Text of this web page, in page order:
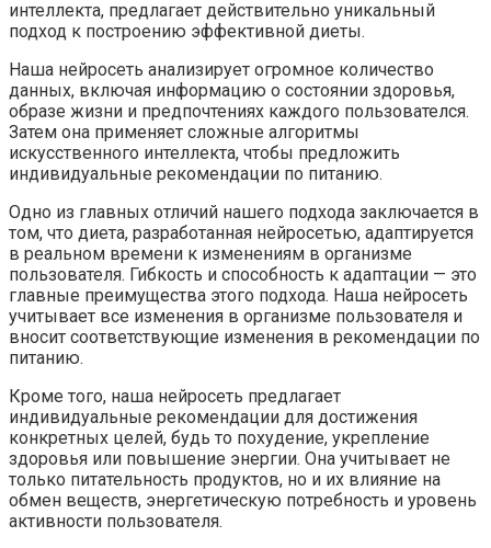
интеллекта, предлагает действительно уникальный
подход к построению эффективной диеты.
Наша нейросеть анализирует огромное количество
данных, включая информацию о состоянии здоровья,
образе жизни и предпочтениях каждого пользователся.
Затем она применяет сложные алгоритмы
искусственного интеллекта, чтобы предложить
индивидуальные рекомендации по питанию.
Одно из главных отличий нашего подхода заключается в
том, что диета, разработанная нейросетью, адаптируется
в реальном времени к изменениям в организме
пользователя. Гибкость и способность к адаптации — это
главные преимущества этого подхода. Наша нейросеть
учитывает все изменения в организме пользователя и
вносит соответствующие изменения в рекомендации по
питанию.
Кроме того, наша нейросеть предлагает
индивидуальные рекомендации для достижения
конкретных целей, будь то похудение, укрепление
здоровья или повышение энергии. Она учитывает не
только питательность продуктов, но и их влияние на
обмен веществ, энергетическую потребность и уровень
активности пользователя.